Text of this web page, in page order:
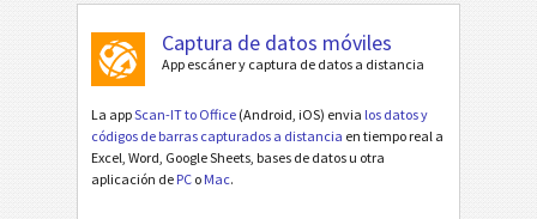
Captura de datos móviles
App escáner y captura de datos a distancia
La appScan-IT to Office (Android, iOS) envia los datos y
códigos de barras capturados a distancia en tiempo real a
Excel, Word, Google Sheets, bases de datos u otra
aplicación de PC o Mac.